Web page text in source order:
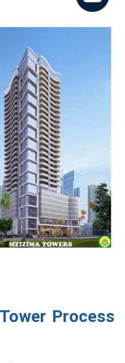
Tower Process